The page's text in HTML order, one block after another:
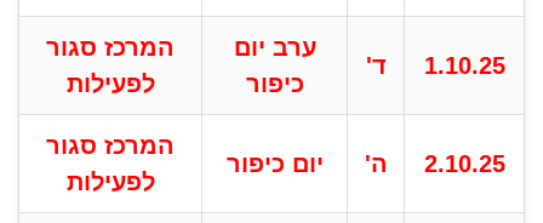
1.10.25 ד'
ערב יום
כיפור
המרכז סגור
לפעילות
2.10.25 ה' יום כיפור
המרכז סגור
לפעילות